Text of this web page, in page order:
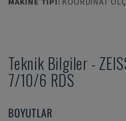
Teknik Bilgiler -
7/10/6 RDS
BOYUTLAR